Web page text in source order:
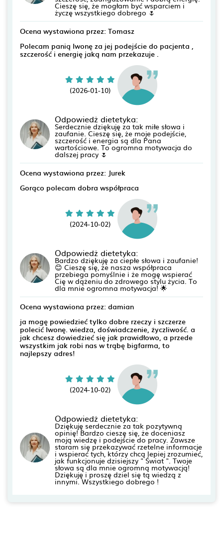
Cieszę się, że mogłam być wsparciem i
życzę wszystkiego dobrego 🌷
Ocena wystawiona przez: Tomasz
Polecam panią Iwonę za jej podejście do pacjenta ,
szczerość i energię jaką nam przekazuje .
(2026-01-10)
Odpowiedż dietetyka:
Serdecznie dziękuję za tak miłe słowa i
zaufanie. Cieszę się, że moje podejście,
szczerość i energia są dla Pana
wartościowe. To ogromna motywacja do
dalszej pracy 🌷
Ocena wystawiona przez: Jurek
Gorąco polecam dobra współpraca
(2024-10-02)
Odpowiedż dietetyka:
Bardzo dziękuję za ciepłe słowa i zaufanie!
😊 Cieszę się, że nasza współpraca
przebiega pomyślnie i że mogę wspierać
Cię w dążeniu do zdrowego stylu życia. To
dla mnie ogromna motywacja! 🌟
Ocena wystawiona przez: damian
ja mogę powiedzieć tylko dobre rzeczy i szczerze
polecić Iwonę. wiedza, doświadczenie, życzliwość. a
jak chcesz dowiedzieć się jak prawidłowo, a przede
wszystkim jak robi nas w trąbę bigfarma, to
najlepszy adres!
(2024-10-02)
Odpowiedż dietetyka:
Dziękuję serdecznie za tak pozytywną
opinię! Bardzo cieszę się, że doceniasz
moją wiedzę i podejście do pracy. Zawsze
staram się przekazywać rzetelne informacje
i wspierać tych, którzy chcą lepiej zrozumieć,
jak funkcjonuje dzisiejszy " Świat ". Twoje
słowa są dla mnie ogromną motywacją!
Dziękuję i proszę dziel się tą wiedzą z
innymi. Wszystkiego dobrego !